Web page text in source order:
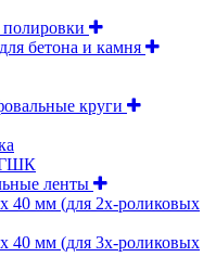
бетона и камня
круги
ленты
40 мм (для 2х-роликовых
40 мм (для 3х-роликовых